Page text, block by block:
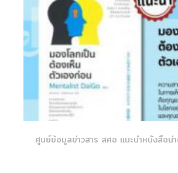
ศูนย์ข้อมูลข่าวสาร สศอ แนะนำหนังสือน่